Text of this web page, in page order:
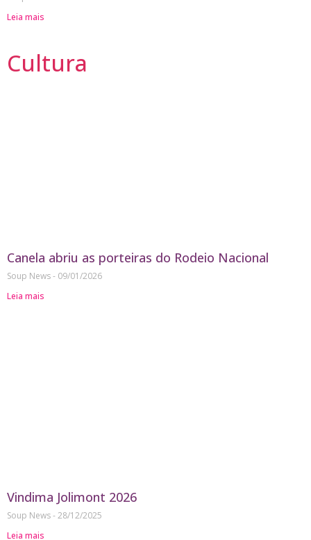
Leia mais
Cultura
Canela abriu as porteiras do Rodeio Nacional
Soup News
09/01/2026
Leia mais
Vindima Jolimont 2026
Soup News 28/12/2025
Leia mais